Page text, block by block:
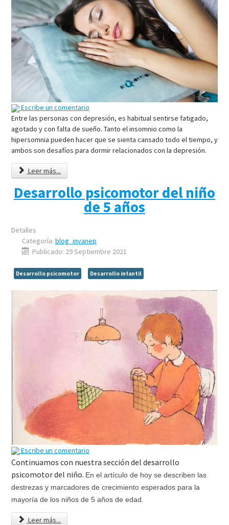
Escribe un comentario
Entre las personas con depresión, es habitual sentirse fatigado,
agotado y con falta de sueño. Tanto el insomnio como la
hipersomnia pueden hacer que se sienta cansado todo el tiempo, y
ambos son desafíos para dormir relacionados con la depresión.
Leer más...
Desarrollo psicomotor del niño
de 5 años
Detalles
Categoría: blog_invanep
Publicado: 29 Septiembre 2021
Desarrollo psicomotor Desarrollo infantil
Escribe un comentario
Continuamos con nuestra sección del desarrollo
psicomotor del niño. En el artículo de hoy se describen las
destrezas y marcadores de crecimiento esperados para la
mayoría de los niños de 5 años de edad.
Leer más...